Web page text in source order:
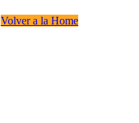
Volver a la Home